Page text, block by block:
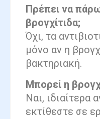
Πρέπει να πάρω
βρογχίτιδα;
Όχι, τα
μόνο αν η
βακτηριακή.
Μπορεί η
Ναι, ιδιαίτερα
εκτίθεστε σε